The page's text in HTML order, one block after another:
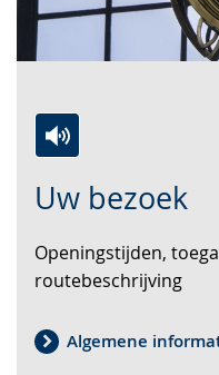
Uw bezoek
Leichten
wechseln.
Audio-
Video
Deutscher
Gebärdensprache
angezeigt.
Openingstijden,
routebeschrijving
Algemene